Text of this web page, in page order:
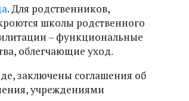
. Для родственников,
школы родственного
– функциональные
облегчающие уход.
заключены соглашения об
учреждениями